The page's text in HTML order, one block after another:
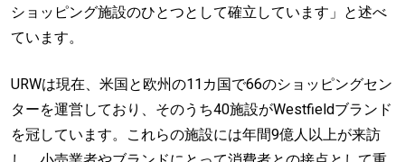
ショッピング施設のひとつとして確立しています」と述べ
ています。
URWは現在、米国と欧州の11カ国で66のショッピングセン
ターを運営しており、そのうち40施設がWestfieldブランド
を冠しています。これらの施設には年間9億人以上が来訪